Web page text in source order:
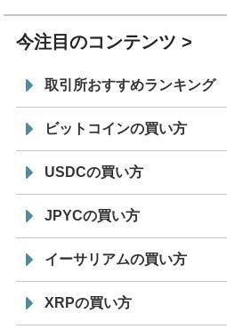
今注目のコンテンツ
取引所おすすめランキング
ビットコインの買い方
USDCの買い方
JPYCの買い方
イーサリアムの買い方
XRPの買い方